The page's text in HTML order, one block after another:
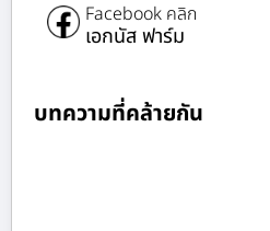
Facebook คลิก
เอกนัส ฟาร์ม
บทความที่คล้ายกัน